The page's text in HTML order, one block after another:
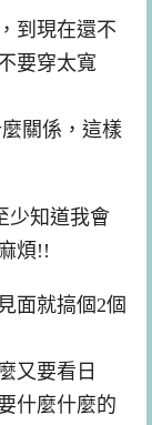
到現在還不
要穿太寬
關係，這樣
少知道我會
煩!!
面就搞個2個
又要看日
什麼什麼的